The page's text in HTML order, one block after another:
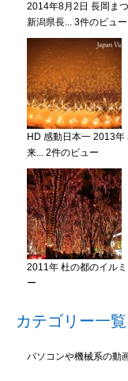
2014年8月2日 長岡ま
新潟県長... 3件のビュー
HD 感動日本一 2013
来... 2件のビュー
2011年 杜の都のイル
ー
カテゴリー一覧
パソコンや機械系の動